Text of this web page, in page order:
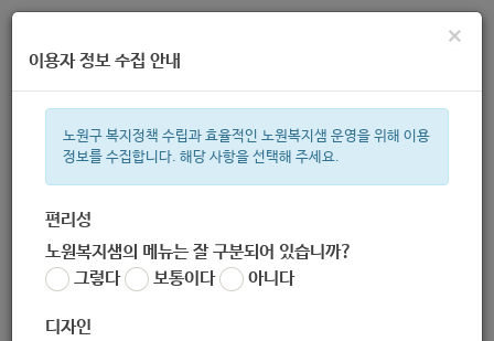
주간 인기검색어
한눈으로 보는 복지 정보
×
이용자 정보 수집 안내
노원구 복지정책 수립과 효율적인 노원복지샘 운영을 위해 이용
정보를 수집합니다. 해당 사항을 선택해 주세요.
편리성
노원복지샘의 메뉴는 잘 구분되어 있습니까?
그렇다
보통이다 아니다
디자인